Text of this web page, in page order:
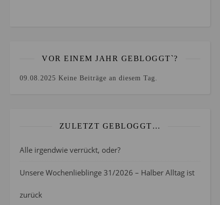
VOR EINEM JAHR GEBLOGGT`?
09.08.2025 Keine Beiträge an diesem Tag.
ZULETZT GEBLOGGT…
Alle irgendwie verrückt, oder?
Unsere Wochenlieblinge 31/2026 – Halber Alltag ist
zurück